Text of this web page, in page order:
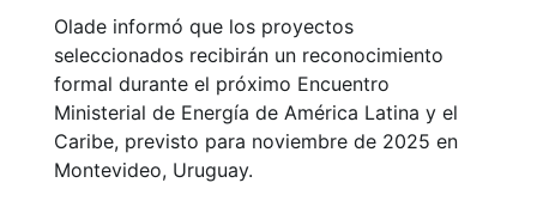
Olade informó que los proyectos
seleccionados recibirán un reconocimiento
formal durante el próximo Encuentro
Ministerial de Energía de América Latina y el
Caribe, previsto para noviembre de 2025 en
Montevideo, Uruguay.